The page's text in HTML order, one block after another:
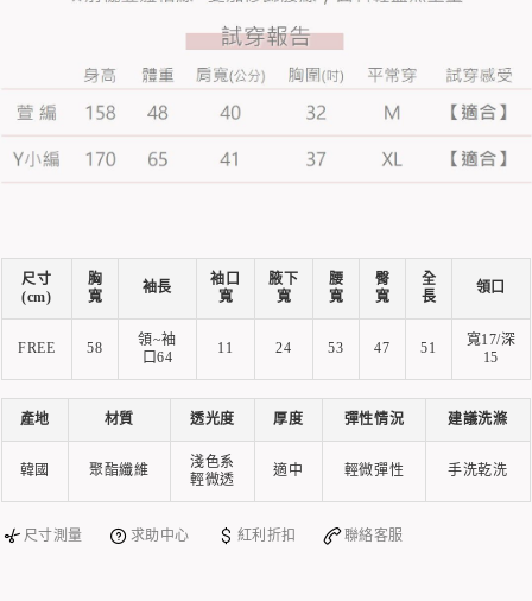
尺寸
(cm)
胸
寬
袖長
袖口
寬
腋下
寬
腰
寬
臀
寬
全
長
領口
FREE 58
領~袖
口64
11 24 53 47 51
寬17/深
15
產地 材質 透光度 厚度 彈性情況 建議洗滌
韓國 聚酯纖維
淺色系
輕微透
適中 輕微彈性 手洗乾洗
尺寸測量 求助中心 紅利折扣 聯絡客服